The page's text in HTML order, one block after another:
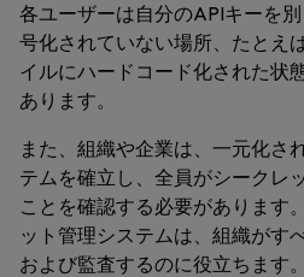
各ユーザーは自分のAPIキーを
号化されていない場所、たとえ
イルにハードコード化された状
あります。
また、組織や企業は、一元化さ
テムを確立し、全員がシークレ
ことを確認する必要があります
ット管理システムは、組織がす
および監査するのに役立ちます。